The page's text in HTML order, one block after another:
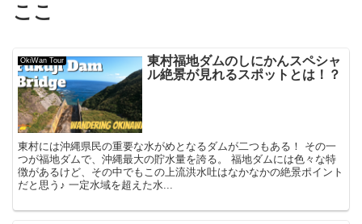
ここ
OkiWan Tour
東村福地ダムのしにかんスペシャ
ル絶景が見れるスポットとは！？
東村には沖縄県民の重要な水がめとなるダムが二つもある！ その一
つが福地ダムで、沖縄最大の貯水量を誇る。 福地ダムには色々な特
徴があるけど、その中でもこの上流洪水吐はなかなかの絶景ポイント
だと思う♪ 一定水域を超えた水...